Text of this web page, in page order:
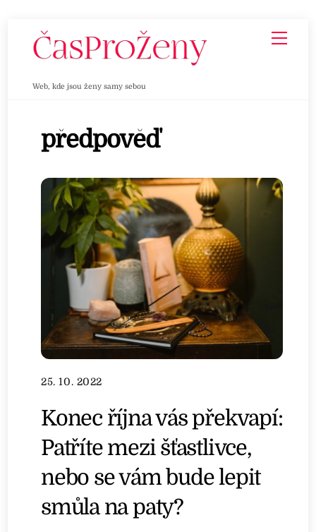
Web, kde jsou ženy samy sebou
předpověď
25. 10. 2022
Konec října vás překvapí:
Patříte mezi šťastlivce,
nebo se vám bude lepit
smůla na paty?